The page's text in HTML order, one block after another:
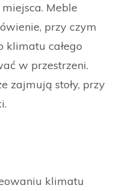
Meble
przy czym
klimatu całego
w przestrzeni.
zajmują stoły, przy
klimatu